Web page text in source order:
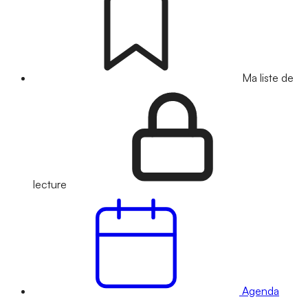
Ma liste de
lecture
Agenda